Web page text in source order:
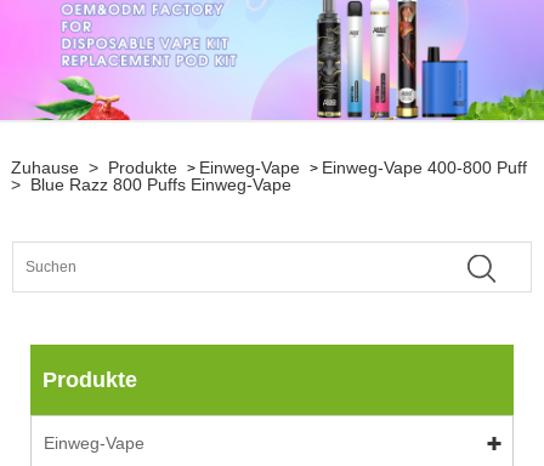
Zuhause > Produkte > Einweg-Vape > Einweg-Vape 400-800 Puff
> Blue Razz 800 Puffs Einweg-Vape
Produkte
Einweg-Vape